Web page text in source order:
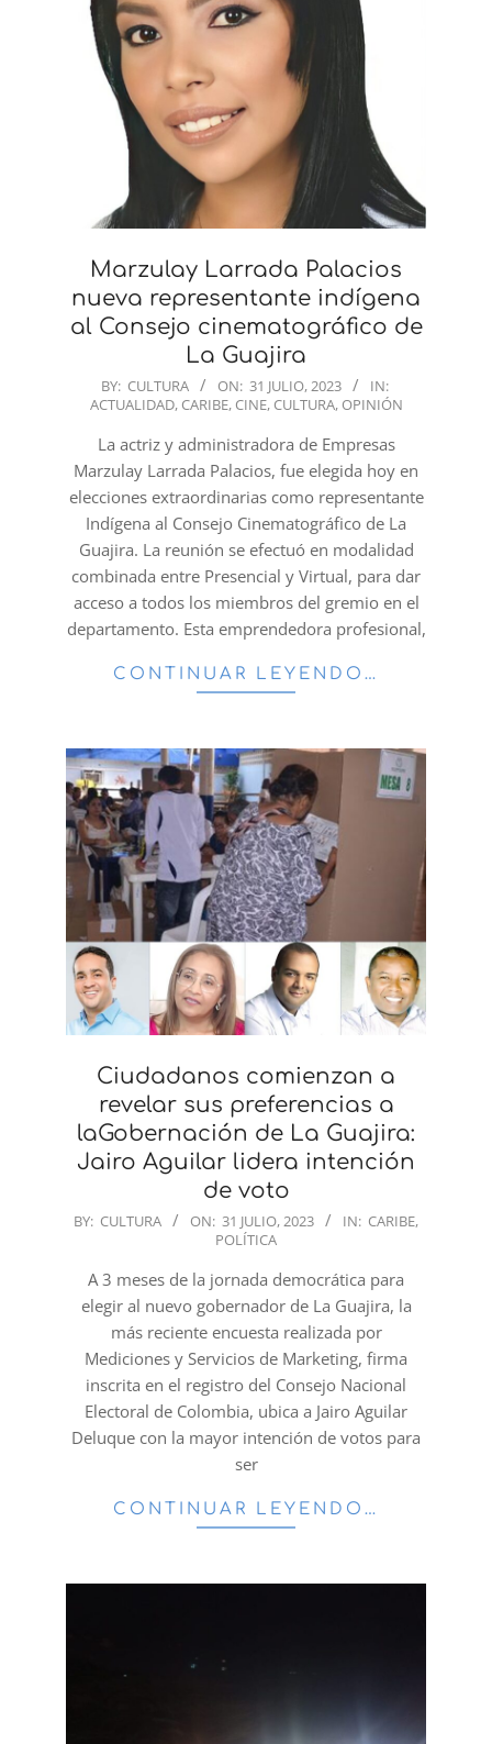
Marzulay Larrada Palacios
nueva representante indígena
al Consejo cinematográfico de
La Guajira
2023-BY: CULTURA ON: 31 JULIO, 2023
IN:
ACTUALIDAD, CARIBE, CINE, CULTURA, OPINIÓN
La actriz y administradora de Empresas
Marzulay Larrada Palacios, fue elegida hoy en
elecciones extraordinarias como representante
Indígena al Consejo Cinematográfico de La
Guajira. La reunión se efectuó en modalidad
combinada entre Presencial y Virtual, para dar
acceso a todos los miembros del gremio en el
departamento. Esta emprendedora profesional,
CONTINUAR LEYENDO…
Ciudadanos comienzan a
revelar sus preferencias a
laGobernación de La Guajira:
Jairo Aguilar lidera intención
de voto
2023-
BY: CULTURA ON: 31 JULIO, 2023 IN: CARIBE,
POLÍTICA
A 3 meses de la jornada democrática para
elegir al nuevo gobernador de La Guajira, la
más reciente encuesta realizada por
Mediciones y Servicios de Marketing, firma
inscrita en el registro del Consejo Nacional
Electoral de Colombia, ubica a Jairo Aguilar
Deluque con la mayor intención de votos para
ser
CONTINUAR LEYENDO…